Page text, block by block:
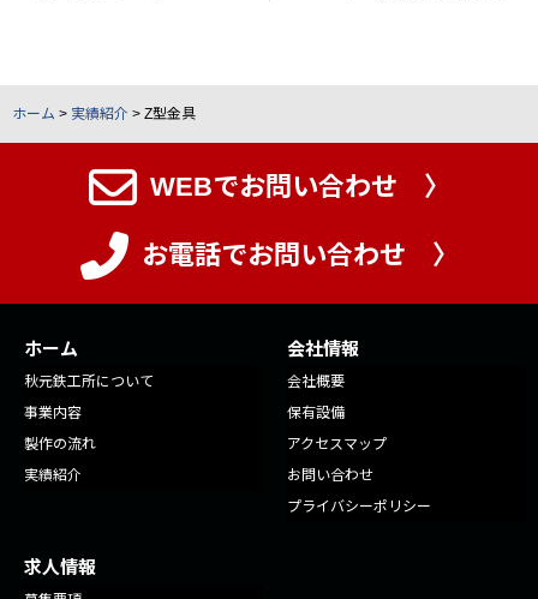
ホーム > 実績紹介 > Z型金具
WEBでお問い合わせ 〉
お電話でお問い合わせ 〉
ホーム
秋元鉄工所について
事業内容
製作の流れ
実績紹介
会社情報
会社概要
保有設備
アクセスマップ
お問い合わせ
プライバシーポリシー
求人情報